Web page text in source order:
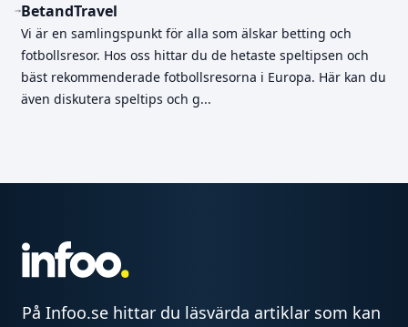
BetandTravel
Vi är en samlingspunkt för alla som älskar betting och
fotbollsresor. Hos oss hittar du de hetaste speltipsen och
bäst rekommenderade fotbollsresorna i Europa. Här kan du
även diskutera speltips och g...
På Infoo.se hittar du läsvärda artiklar som kan